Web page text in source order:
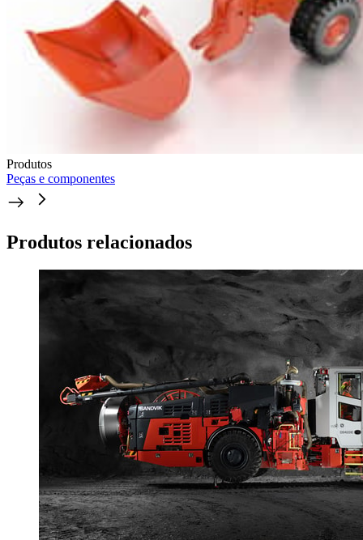
Produtos
Peças e componentes
Produtos relacionados